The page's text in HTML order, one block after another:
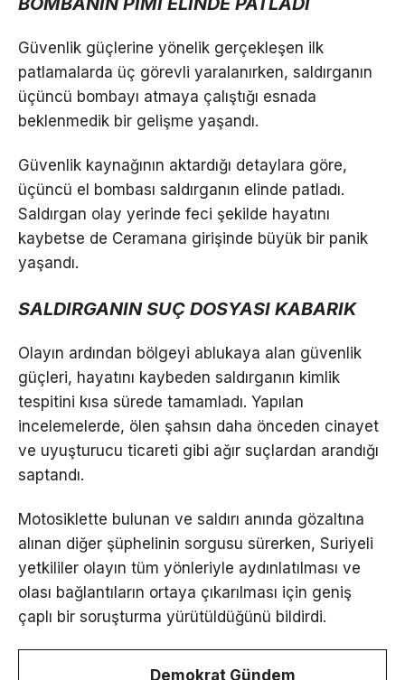
Güvenlik güçlerine yönelik gerçekleşen ilk
patlamalarda üç görevli yaralanırken, saldırganın
üçüncü bombayı atmaya çalıştığı esnada
beklenmedik bir gelişme yaşandı.
Güvenlik kaynağının aktardığı detaylara göre,
üçüncü el bombası saldırganın elinde patladı.
Saldırgan olay yerinde feci şekilde hayatını
kaybetse de Ceramana girişinde büyük bir panik
yaşandı.
SALDIRGANIN SUÇ DOSYASI KABARIK
Olayın ardından bölgeyi ablukaya alan güvenlik
güçleri, hayatını kaybeden saldırganın kimlik
tespitini kısa sürede tamamladı. Yapılan
incelemelerde, ölen şahsın daha önceden cinayet
ve uyuşturucu ticareti gibi ağır suçlardan arandığı
saptandı.
Motosiklette bulunan ve saldırı anında gözaltına
alınan diğer şüphelinin sorgusu sürerken, Suriyeli
yetkililer olayın tüm yönleriyle aydınlatılması ve
olası bağlantıların ortaya çıkarılması için geniş
çaplı bir soruşturma yürütüldüğünü bildirdi.
Demokrat Gündem